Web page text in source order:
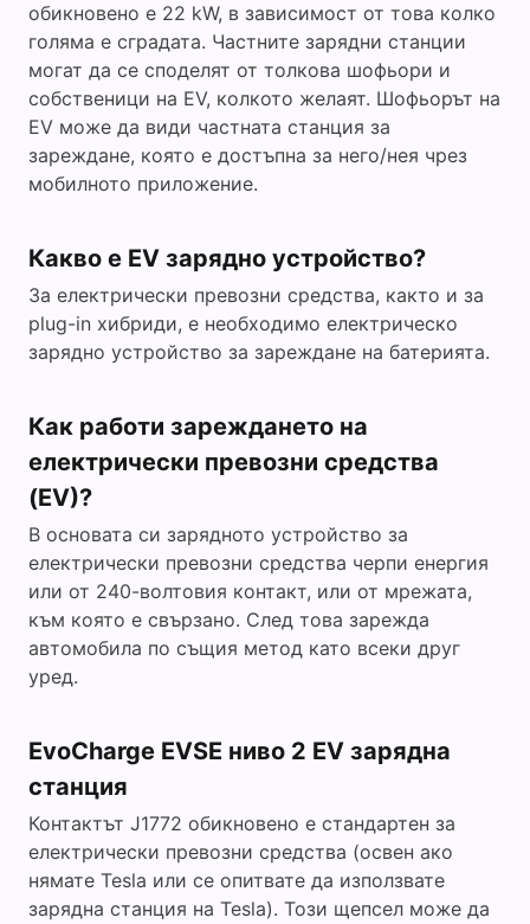
обикновено е 22 kW, в зависимост от това колко
голяма е сградата. Частните зарядни станции
могат да се споделят от толкова шофьори и
собственици на EV, колкото желаят. Шофьорът на
EV може да види частната станция за
зареждане, която е достъпна за него/нея чрез
мобилното приложение.
Какво е EV зарядно устройство?
За електрически превозни средства, както и за
plug-in хибриди, е необходимо електрическо
зарядно устройство за зареждане на батерията.
Как работи зареждането на
електрически превозни средства
(EV)?
В основата си зарядното устройство за
електрически превозни средства черпи енергия
или от 240-волтовия контакт, или от мрежата,
към която е свързано. След това зарежда
автомобила по същия метод като всеки друг
уред.
EvoCharge EVSE ниво 2 EV зарядна
станция
Контактът J1772 обикновено е стандартен за
електрически превозни средства (освен ако
нямате Tesla или се опитвате да използвате
зарядна станция на Tesla). Този щепсел може да